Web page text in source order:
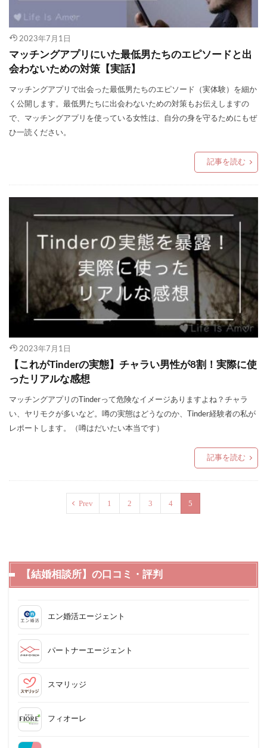
2023年7月1日
マッチングアプリにいた最低男たちのエピソードと出
会わないための対策【実話】
マッチングアプリで出会った最低男たちのエピソード（実体験）を細か
く公開します。最低男たちに出会わないための対策もお伝えしますの
で、マッチングアプリを使っている女性は、自分の身を守るためにもぜ
ひ一読ください。
記事を読む
2023年7月1日
【これがTinderの実態】チャラい男性が8割！実際に使
ったリアルな感想
マッチングアプリのTinderって危険なイメージありますよね？チャラ
い、ヤリモクが多いなど。噂の実態はどうなのか、Tinder経験者の私が
レポートします。（噂はだいたい本当です）
記事を読む
Prev 1 2 3 4 5
【結婚相談所】の口コミ・評判
エン婚活エージェント
パートナーエージェント
スマリッジ
フィオーレ